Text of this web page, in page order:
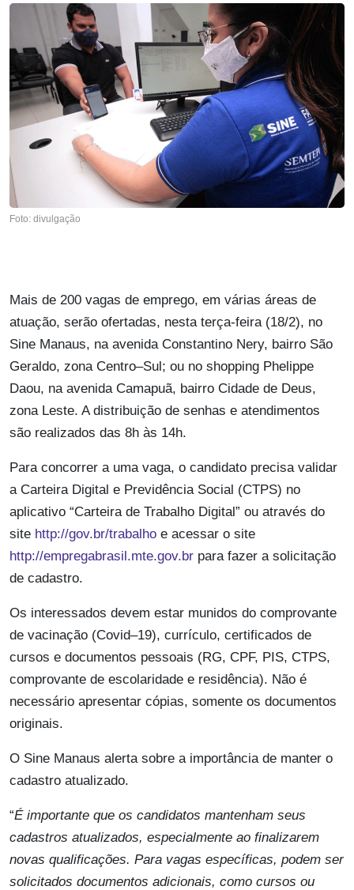
Foto: divulgação
Mais de 200 vagas de emprego, em várias áreas de
atuação, serão ofertadas, nesta terça-feira (18/2), no
Sine Manaus, na avenida Constantino Nery, bairro São
Geraldo, zona Centro–Sul; ou no shopping Phelippe
Daou, na avenida Camapuã, bairro Cidade de Deus,
zona Leste. A distribuição de senhas e atendimentos
são realizados das 8h às 14h.
Para concorrer a uma vaga, o candidato precisa validar
a Carteira Digital e Previdência Social (CTPS) no
aplicativo “Carteira de Trabalho Digital” ou através do
site http://gov.br/trabalho e acessar o site
http://empregabrasil.mte.gov.br para fazer a solicitação
de cadastro.
Os interessados devem estar munidos do comprovante
de vacinação (Covid–19), currículo, certificados de
cursos e documentos pessoais (RG, CPF, PIS, CTPS,
comprovante de escolaridade e residência). Não é
necessário apresentar cópias, somente os documentos
originais.
O Sine Manaus alerta sobre a importância de manter o
cadastro atualizado.
“É importante que os candidatos mantenham seus
cadastros atualizados, especialmente ao finalizarem
novas qualificações. Para vagas específicas, podem ser
solicitados documentos adicionais, como cursos ou